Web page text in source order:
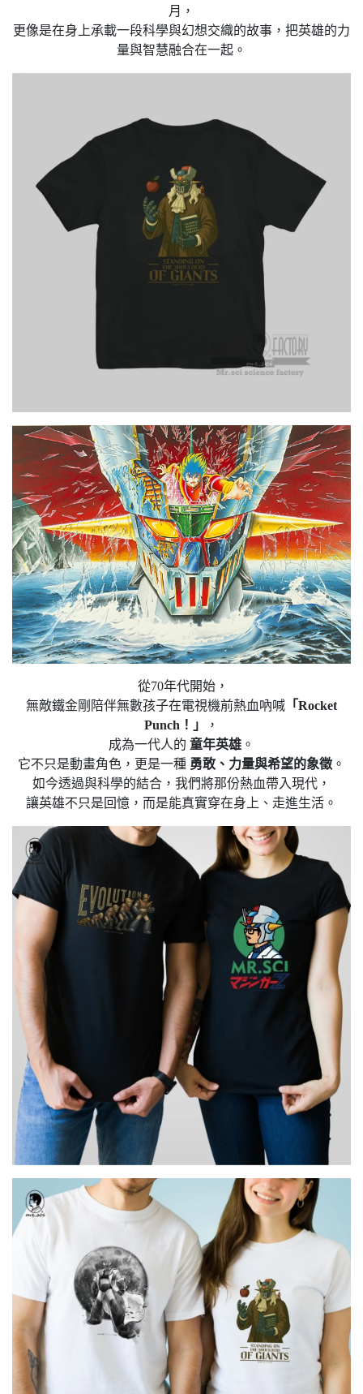
月，
更像是在身上承載一段科學與幻想交織的故事，把英雄的力
量與智慧融合在一起。
從70年代開始，
無敵鐵金剛陪伴無數孩子在電視機前熱血吶喊 「Rocket
Punch！」
，
成為一代人的 童年英雄 。
它不只是動畫角色，更是一種 勇敢、力量與希望的象徵。
如今透過與科學的結合，我們將那份熱血帶入現代，
讓英雄不只是回憶，而是能真實穿在身上、走進生活。